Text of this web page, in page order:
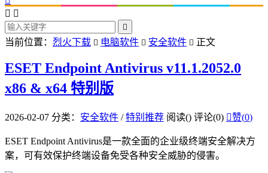
 

当前位置： 烈火下载  电脑软件  安全软件  正文
ESET Endpoint Antivirus v11.1.2052.0
x86 & x64 特别版
2026-02-07 分类： 安全软件 /特别推荐 阅读() 评论(0) 赞(0)
ESET Endpoint Antivirus是一款全面的企业级终端安全解决方
案，可有效保护终端设备免受各种安全威胁的侵害。